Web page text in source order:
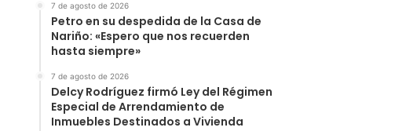
7 de agosto de 2026
Petro en su despedida de la Casa de
Nariño: «Espero que nos recuerden
hasta siempre»
7 de agosto de 2026
Delcy Rodríguez firmó Ley del Régimen
Especial de Arrendamiento de
Inmuebles Destinados a Vivienda